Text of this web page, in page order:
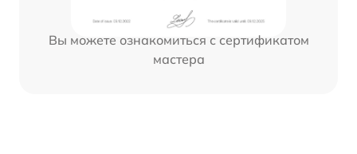
Вы можете ознакомиться с сертификатом
мастера